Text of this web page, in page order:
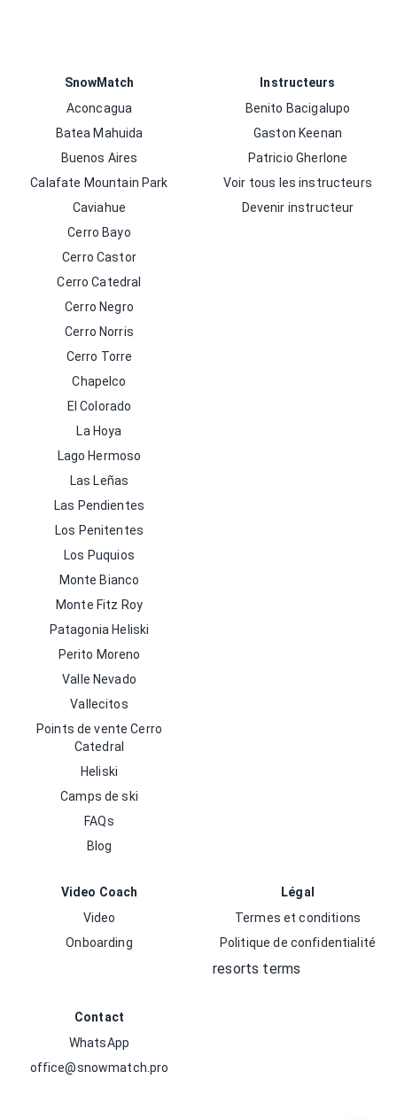
SnowMatch
Aconcagua
Batea Mahuida
Buenos Aires
Calafate Mountain Park
Caviahue
Cerro Bayo
Cerro Castor
Cerro Catedral
Cerro Negro
Cerro Norris
Cerro Torre
Chapelco
El Colorado
La Hoya
Lago Hermoso
Las Leñas
Las Pendientes
Los Penitentes
Los Puquios
Monte Bianco
Monte Fitz Roy
Patagonia Heliski
Perito Moreno
Valle Nevado
Vallecitos
Points de vente Cerro
Catedral
Heliski
Camps de ski
FAQs
Blog
Instructeurs
Benito Bacigalupo
Gaston Keenan
Patricio Gherlone
Voir tous les instructeurs
Devenir instructeur
Video Coach
Video
Onboarding
Légal
Termes et conditions
Politique de confidentialité
resorts terms
Contact
WhatsApp
office@snowmatch.pro